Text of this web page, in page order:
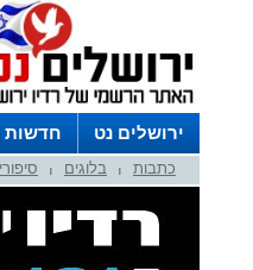
ירושלים נט חדשות
לפרסום ברדיו צרו
כתבות בלוגים